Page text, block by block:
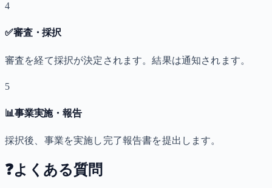
4
✅審査・採択
審査を経て採択が決定されます。結果は通知されます。
5
📊事業実施・報告
採択後、事業を実施し完了報告書を提出します。
❓よくある質問